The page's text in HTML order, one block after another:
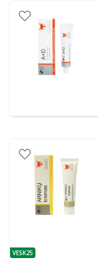
patarimas
VESK25